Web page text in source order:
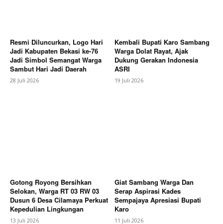
Resmi Diluncurkan, Logo Hari
Jadi Kabupaten Bekasi ke-76
Jadi Simbol Semangat Warga
Sambut Hari Jadi Daerah
28 Juli 2026
Kembali Bupati Karo Sambang
Warga Dolat Rayat, Ajak
Dukung Gerakan Indonesia
ASRI
19 Juli 2026
Gotong Royong Bersihkan
Selokan, Warga RT 03 RW 03
Dusun 6 Desa Cilamaya Perkuat
Kepedulian Lingkungan
13 Juli 2026
Giat Sambang Warga Dan
Serap Aspirasi Kades
Sempajaya Apresiasi Bupati
Karo
11 Juli 2026